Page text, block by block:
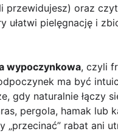
przewidujesz) oraz
ułatwi pielęgnację i
wypoczynkowa, czyli
ma być
gdy naturalnie łączy
pergola, hamak lub
„przecinać” rabat ani